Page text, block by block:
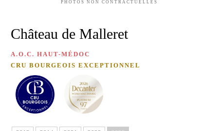
Château
de
Malleret
VINS
BLANCS
DE
FLEURS
MIEL
RHODODENDRON
CARTE
CADEAU
PHOTOS NON CONTRACTUELLES
Château de Malleret
A.O.C. HAUT-MÉDOC
CRU BOURGEOIS EXCEPTIONNEL